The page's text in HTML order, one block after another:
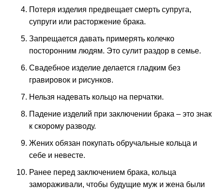
Потеря изделия предвещает смерть супруга,
супруги или расторжение брака.
Запрещается давать примерять колечко
посторонним людям. Это сулит раздор в семье.
Свадебное изделие делается гладким без
гравировок и рисунков.
Нельзя надевать кольцо на перчатки.
Падение изделий при заключении брака – это знак
к скорому разводу.
Жених обязан покупать обручальные кольца и
себе и невесте.
Ранее перед заключением брака, кольца
замораживали, чтобы будущие муж и жена были